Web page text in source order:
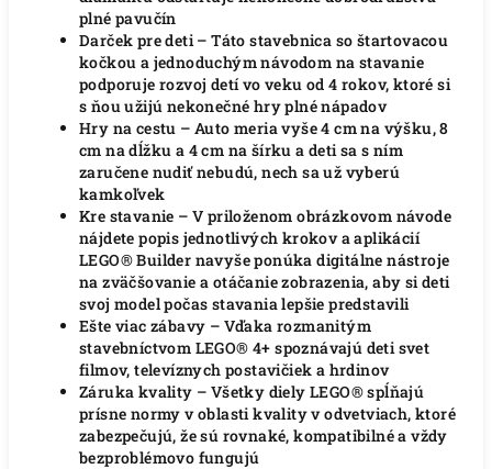
plné pavučín
Darček pre deti – Táto stavebnica so štartovacou
kočkou a jednoduchým návodom na stavanie
podporuje rozvoj detí vo veku od 4 rokov, ktoré si
s ňou užijú nekonečné hry plné nápadov
Hry na cestu – Auto meria vyše 4 cm na výšku, 8
cm na dĺžku a 4 cm na šírku a deti sa s ním
zaručene nudiť nebudú, nech sa už vyberú
kamkoľvek
Kre stavanie – V priloženom obrázkovom návode
nájdete popis jednotlivých krokov a aplikácií
LEGO® Builder navyše ponúka digitálne nástroje
na zväčšovanie a otáčanie zobrazenia, aby si deti
svoj model počas stavania lepšie predstavili
Ešte viac zábavy – Vďaka rozmanitým
stavebníctvom LEGO® 4+ spoznávajú deti svet
filmov, televíznych postavičiek a hrdinov
Záruka kvality – Všetky diely LEGO® spĺňajú
prísne normy v oblasti kvality v odvetviach, ktoré
zabezpečujú, že sú rovnaké, kompatibilné a vždy
bezproblémovo fungujú